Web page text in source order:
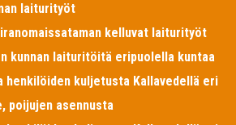
laiturityöt
kelluvat laiturityöt
kunnan laituritöitä eripuolella kuntaa
henkilöiden kuljetusta Kallavedellä eri
poijujen asennusta